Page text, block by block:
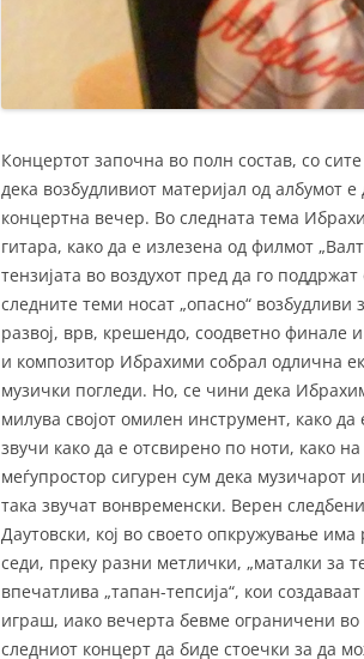
Концертот започна во полн состав, со
дека возбудливиот материјал од албумот
концертна вечер. Во следната тема
гитара, како да е излезена од филмот
тензијата во воздухот пред да го
следните теми носат „опасно“ возбудливи
развој, врв, крешендо, соодветно финале
и композитор Ибрахими собрал одлична
музички погледи. Но, се чини дека
милува својот омилен инструмент, како да
звучи како да е отсвирено по ноти, како на
меѓупростор сигурен сум дека музичарот
така звучат вонвременски. Верен
Даутовски, кој во своето опкружување има
седи, преку разни метлички, „маталки за
впечатлива „тапан-тепсија“, кои
играш, иако вечерта бевме ограничени
следниот концерт да биде стоечки за да